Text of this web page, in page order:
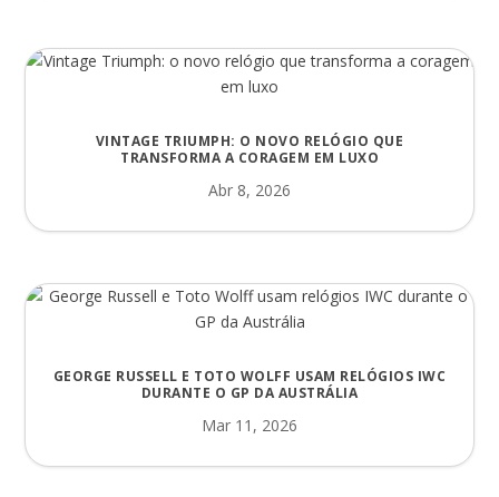
VINTAGE TRIUMPH: O NOVO RELÓGIO QUE
TRANSFORMA A CORAGEM EM LUXO
Abr 8, 2026
GEORGE RUSSELL E TOTO WOLFF USAM RELÓGIOS IWC
DURANTE O GP DA AUSTRÁLIA
Mar 11, 2026